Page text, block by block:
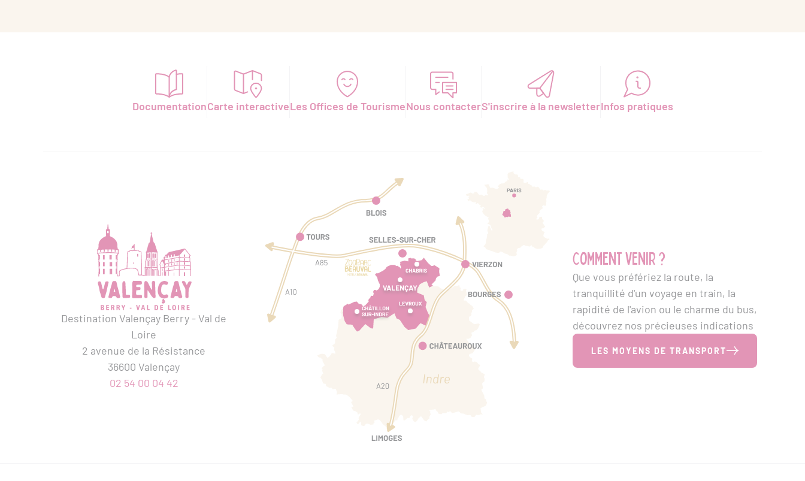
DocumentationCarte interactiveLes Offices de TourismeNous contacterS'inscrire à la newsletterInfos pratiques
Destination Valençay Berry - Val de
Loire
2 avenue de la Résistance
36600 Valençay
02 54 00 04 42
Comment venir ?
Que vous préfériez la route, la
tranquillité d'un voyage en train, la
rapidité de l'avion ou le charme du bus,
découvrez nos précieuses indications
LES MOYENS DE TRANSPORT